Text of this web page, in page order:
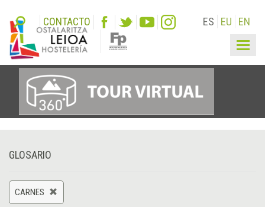
CONTACTO ES EU EN
GLOSARIO
CARNES